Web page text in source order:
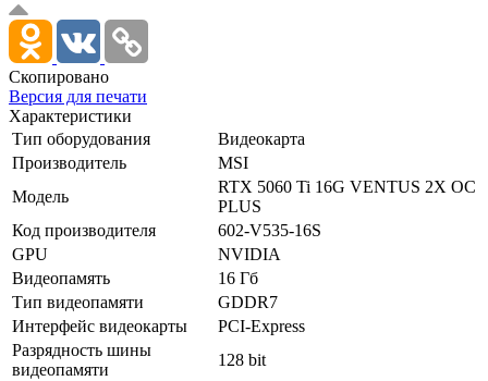
Скопировано
Версия для печати
Характеристики
Тип оборудования
Видеокарта
Производитель
MSI
Модель
RTX 5060 Ti 16G VENTUS 2X OC
PLUS
Код производителя
602-V535-16S
GPU
NVIDIA
Видеопамять
16 Гб
Тип видеопамяти
GDDR7
Интерфейс видеокарты
PCI-Express
Разрядность шины
видеопамяти
128 bit